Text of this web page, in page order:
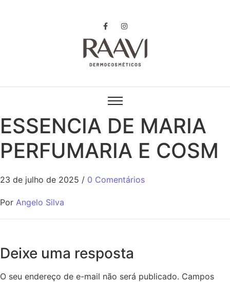
ESSENCIA DE MARIA
PERFUMARIA E COSM
23 de julho de 2025 / 0 Comentários
Por Angelo Silva
Deixe uma resposta
O seu endereço de e-mail não será publicado. Campos